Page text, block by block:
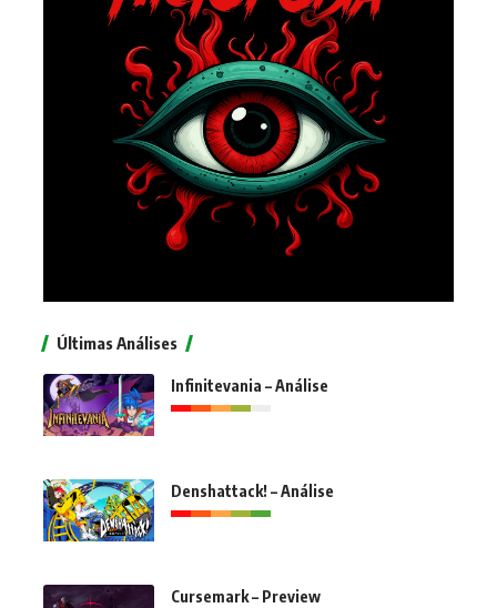
Últimas Análises
Infinitevania – Análise
Denshattack! – Análise
Cursemark – Preview